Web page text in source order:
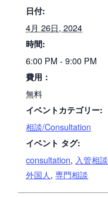
日付:
4月 26日, 2024
時間:
6:00 PM - 9:00 PM
費用：
無料
イベントカテゴリー:
相談/Consultation
イベント タグ:
consultation, 入管相談
外国人,専門相談